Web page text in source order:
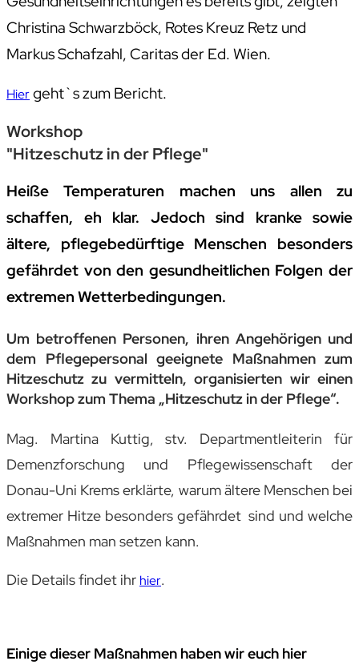
Christina Schwarzböck, Rotes Kreuz Retz und
Markus Schafzahl, Caritas der Ed. Wien.
Hiergeht`s zum Bericht.
Workshop
"Hitzeschutz in der Pflege"
Heiße Temperaturen machen uns allen zu
schaffen, eh klar. Jedoch sind kranke sowie
ältere, pflegebedürftige Menschen besonders
gefährdet von den gesundheitlichen Folgen der
extremen Wetterbedingungen.
Um betroffenen Personen, ihren Angehörigen und
dem Pflegepersonal geeignete Maßnahmen zum
Hitzeschutz zu vermitteln, organisierten wir einen
Workshop zum Thema „Hitzeschutz in der Pflege“.
Mag. Martina Kuttig, stv. Departmentleiterin für
Demenzforschung und Pflegewissenschaft der
Donau-Uni Krems erklärte, warum ältere Menschen bei
extremer Hitze besonders gefährdet sind und welche
Maßnahmen man setzen kann.
Die Details findet ihr hier.
Einige dieser Maßnahmen haben wir euch hier